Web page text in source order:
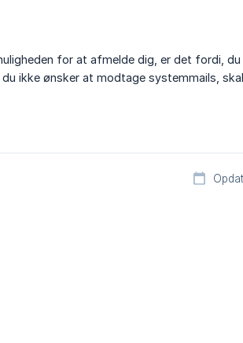
for at afmelde dig, er det fordi,
ikke ønsker at modtage systemmails,